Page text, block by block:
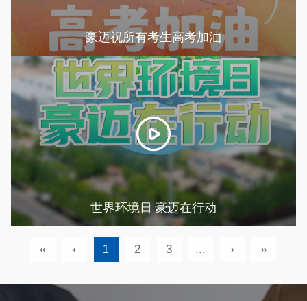
豪迈祝所有考生高考加油
世界环境日 豪迈在行动
« ‹ 1 2 3 ... › »